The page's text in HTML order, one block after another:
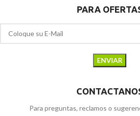
PARA
Para preguntas, reclamos o